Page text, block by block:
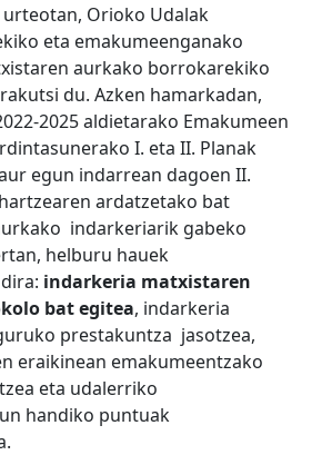
urteotan, Orioko Udalak
eta emakumeenganako
aurkako borrokarekiko
du. Azken hamarkadan,
2025 aldietarako Emakumeen
I. eta II. Planak
egun indarrean dagoen II.
ardatzetako bat
indarkeriarik gabeko
helburu hauek
indarkeria matxistaren
bat egitea, indarkeria
prestakuntza jasotzea,
eraikinean emakumeentzako
eta udalerriko
handiko puntuak